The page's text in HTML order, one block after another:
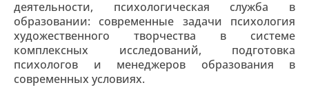
деятельности, психологическая служба в
образовании: современные задачи психология
художественного творчества в системе
комплексных исследований, подготовка
психологов и менеджеров образования в
современных условиях.